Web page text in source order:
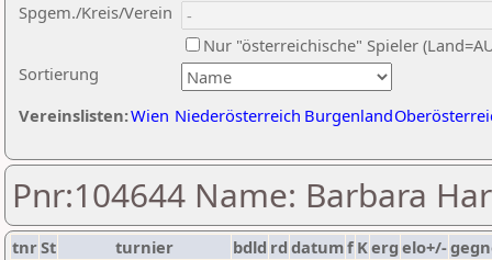
Sortierung
Spgem./Kreis/Verein
Nur "österreichische" Spieler
Vereinslisten:Wien Niederösterreich Burgenland
Pnr:104644 Name: Barbara
tnrSt turnier bdld rd datumf Kerg elo+/-